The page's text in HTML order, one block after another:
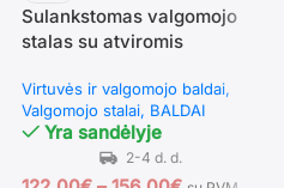
Sulankstomas valgomojo
stalas su atviromis
Virtuvės ir valgomojo baldai
Valgomojo stalai BALDAI
Yra sandėlyje